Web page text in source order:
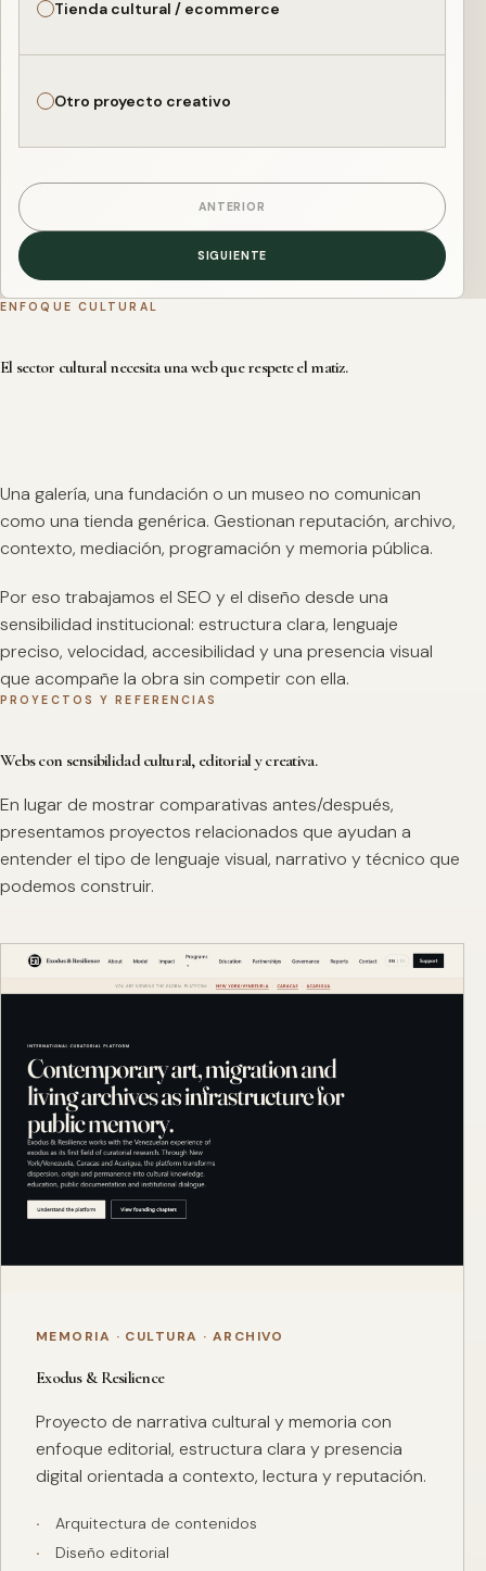
Tienda cultural / ecommerce
Otro proyecto creativo
ANTERIOR
SIGUIENTE
ENFOQUE CULTURAL
El sector cultural necesita una web que respete el matiz.
Una galería, una fundación o un museo no comunican
como una tienda genérica. Gestionan reputación, archivo,
contexto, mediación, programación y memoria pública.
Por eso trabajamos el SEO y el diseño desde una
sensibilidad institucional: estructura clara, lenguaje
preciso, velocidad, accesibilidad y una presencia visual
que acompañe la obra sin competir con ella.
PROYECTOS Y REFERENCIAS
Webs con sensibilidad cultural, editorial y creativa.
En lugar de mostrar comparativas antes/después,
presentamos proyectos relacionados que ayudan a
entender el tipo de lenguaje visual, narrativo y técnico que
podemos construir.
MEMORIA · CULTURA · ARCHIVO
Exodus & Resilience
Proyecto de narrativa cultural y memoria con
enfoque editorial, estructura clara y presencia
digital orientada a contexto, lectura y reputación.
Arquitectura de contenidos
Diseño editorial